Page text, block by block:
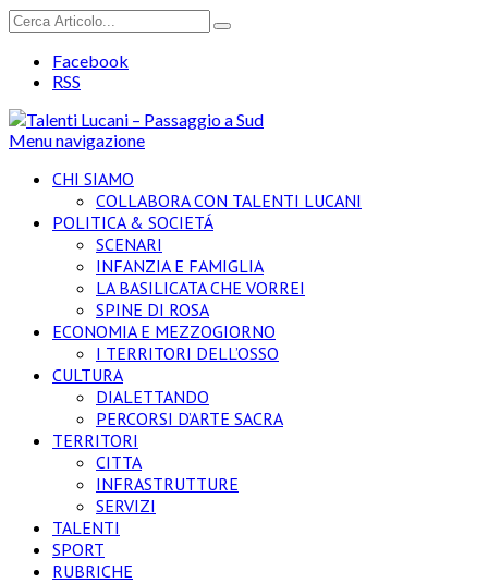
Facebook
RSS
Menu navigazione
CHI SIAMO
COLLABORA CON TALENTI LUCANI
POLITICA & SOCIETÁ
SCENARI
INFANZIA E FAMIGLIA
LA BASILICATA CHE VORREI
SPINE DI ROSA
ECONOMIA E MEZZOGIORNO
I TERRITORI DELL’OSSO
CULTURA
DIALETTANDO
PERCORSI D’ARTE SACRA
TERRITORI
CITTA
INFRASTRUTTURE
SERVIZI
TALENTI
SPORT
RUBRICHE